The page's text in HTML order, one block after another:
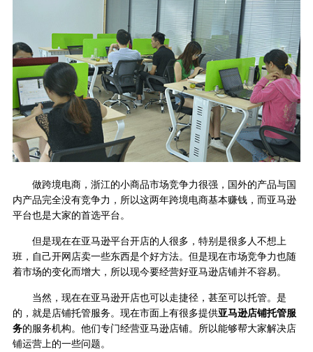
做跨境电商，浙江的小商品市场竞争力很强，国外的产品与国
内产品完全没有竞争力，所以这两年跨境电商基本赚钱，而亚马逊
平台也是大家的首选平台。
但是现在在亚马逊平台开店的人很多，特别是很多人不想上
班，自己开网店卖一些东西是个好方法。但是现在市场竞争力也随
着市场的变化而增大，所以现今要经营好亚马逊店铺并不容易。
当然，现在在亚马逊开店也可以走捷径，甚至可以托管。是
的，就是店铺托管服务。现在市面上有很多提供亚马逊店铺托管服
务的服务机构。他们专门经营亚马逊店铺。所以能够帮大家解决店
铺运营上的一些问题。